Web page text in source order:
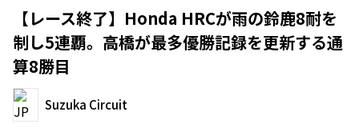
【レース終了】Honda HRCが雨の鈴鹿8耐を
制し5連覇。高橋が最多優勝記録を更新する通
算8勝目
Suzuka Circuit